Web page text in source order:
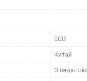
ECO
Китай
З педаллю